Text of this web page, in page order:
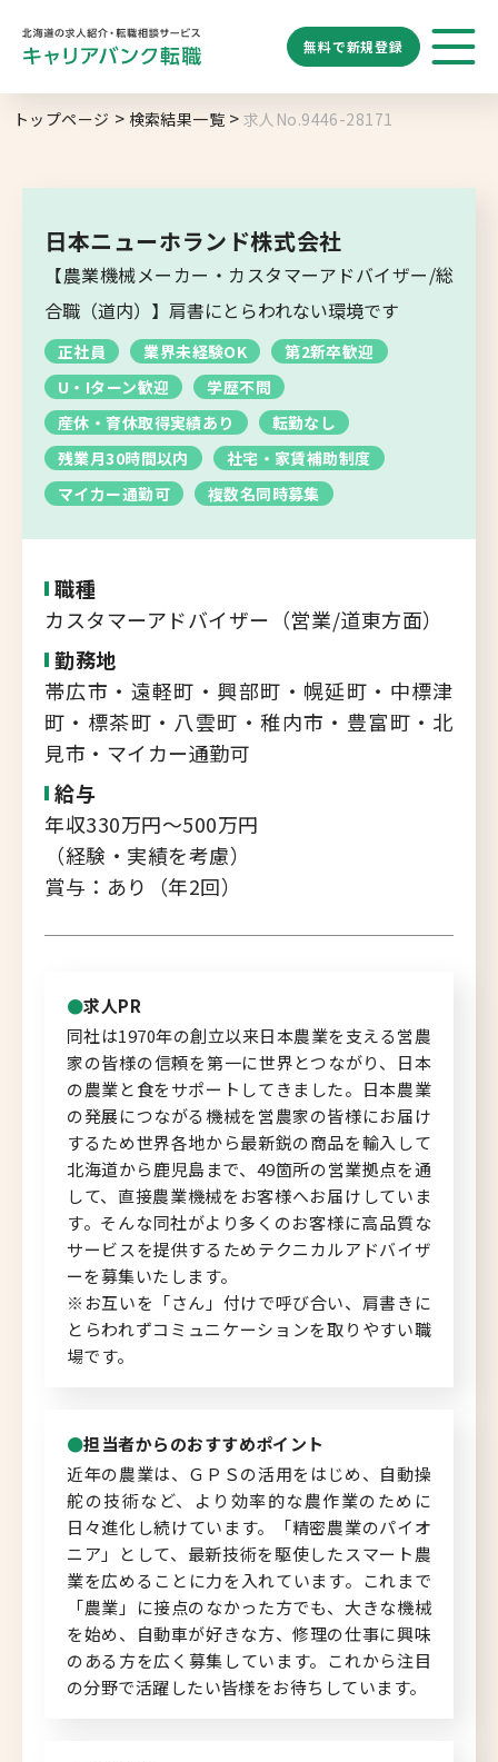
無料で新規登録
キャリアバンク
転職支援サービスのご案内
北海道へのU・Iターン向け
転職情報
キャリアマップ
転職の体験談
転職と年収のハナシ
転職コラム
求人を探す ブックマーク
求人閲覧履歴
転職支援サービス
よくあるご質問
企業担当者の方へ
お問い合わせ
勤務地 業種 職種
札幌市
道央エリア
空知エリア
道東エリア
釧路・根室エリア
オホーツクエリア
後志エリア
胆振・日高エリア
稚内・留萌エリア
道南エリア
フルリモート
北海道以外
トップページ 検索結果一覧 求人No.9446-28171
日本ニューホランド株式会社
【農業機械メーカー・カスタマーアドバイザー/総
合職（道内）】肩書にとらわれない環境です
正社員 業界未経験OK
第2新卒歓迎
U・Iターン歓迎
学歴不問
産休・育休取得実績あり
転勤なし
残業月30時間以内
社宅・家賃補助制度
マイカー通勤可
複数名同時募集
職種
カスタマーアドバイザー（営業/道東方面）
勤務地
帯広市・遠軽町・興部町・幌延町・中標津
町・標茶町・八雲町・稚内市・豊富町・北
見市・マイカー通勤可
給与
年収330万円～500万円
（経験・実績を考慮）
賞与：あり（年2回）
求人PR
同社は1970年の創立以来日本農業を支える営農
家の皆様の信頼を第一に世界とつながり、日本
の農業と食をサポートしてきました。日本農業
の発展につながる機械を営農家の皆様にお届け
するため世界各地から最新鋭の商品を輸入して
北海道から鹿児島まで、49箇所の営業拠点を通
して、直接農業機械をお客様へお届けしていま
す。そんな同社がより多くのお客様に高品質な
サービスを提供するためテクニカルアドバイザ
ーを募集いたします。
※お互いを「さん」付けで呼び合い、肩書きに
とらわれずコミュニケーションを取りやすい職
場です。
担当者からのおすすめポイント
近年の農業は、ＧＰＳの活用をはじめ、自動操
舵の技術など、より効率的な農作業のために
日々進化し続けています。「精密農業のパイオ
ニア」として、最新技術を駆使したスマート農
業を広めることに力を入れています。これまで
「農業」に接点のなかった方でも、大きな機械
を始め、自動車が好きな方、修理の仕事に興味
のある方を広く募集しています。これから注目
の分野で活躍したい皆様をお待ちしています。